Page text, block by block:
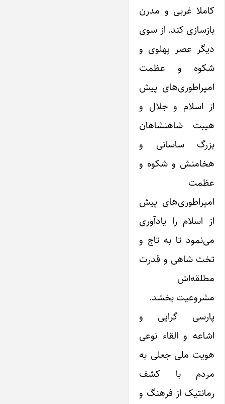
کاملا غربی و مدرن
بازسازی کند. از سوی
دیگر عصر پهلوی و
شکوه و عظمت
امپراطوری‌های پیش
از اسلام و جلال و
هیبت شاهنشاهان
بزرگ ساسانی و
هخامنش و شکوه و
عظمت
امپراطوری‌های پیش
از اسلام را‌ یادآوری
می‌نمود تا به تاج و
تخت شاهی و قدرت
مطلقه‌اش
مشروعیت بخشد.
پارسی گرایی و
‌اشاعه و القاء نوعی
هویت ملی جعلی به
مردم با کشف
رمانتیک از فرهنگ و